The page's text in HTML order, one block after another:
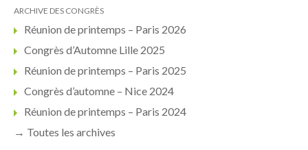
ARCHIVE DES CONGRÈS
Réunion de printemps – Paris 2026
Congrès d’Automne Lille 2025
Réunion de printemps – Paris 2025
Congrès d’automne – Nice 2024
Réunion de printemps – Paris 2024
→ Toutes les archives